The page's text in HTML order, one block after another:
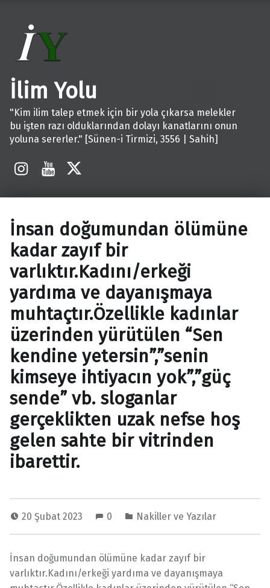
İlim Yolu
"Kim ilim talep etmek için bir yola çıkarsa melekler
bu işten razı olduklarından dolayı kanatlarını onun
yoluna sererler." [Sünen-i Tirmizi, 3556 | Sahih]
İnsan doğumundan ölümüne
kadar zayıf bir
varlıktır.Kadını/erkeği
yardıma ve dayanışmaya
muhtaçtır.Özellikle kadınlar
üzerinden yürütülen “Sen
kendine yetersin”,”senin
kimseye ihtiyacın yok”,”güç
sende” vb. sloganlar
gerçeklikten uzak nefse hoş
gelen sahte bir vitrinden
ibarettir.
20 Şubat 2023 0 Nakiller ve Yazılar
İnsan doğumundan ölümüne kadar zayıf bir
varlıktır.Kadını/erkeği yardıma ve dayanışmaya